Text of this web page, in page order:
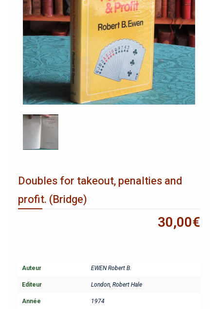
Doubles for takeout, penalties and
profit. (Bridge)
30,00€
Auteur EWEN Robert B.
Editeur London, Robert Hale
Année 1974